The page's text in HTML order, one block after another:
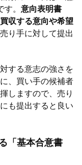
。 意向表明書
収する意向や希望
り手に対して提出
する意志の強さを
、買い手の候補者
しますので、売り
も提出すると良い
「基本合意書